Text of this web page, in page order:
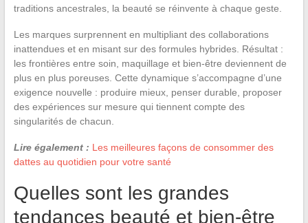
traditions ancestrales, la beauté se réinvente à chaque geste.
Les marques surprennent en multipliant des collaborations
inattendues et en misant sur des formules hybrides. Résultat :
les frontières entre soin, maquillage et bien-être deviennent de
plus en plus poreuses. Cette dynamique s’accompagne d’une
exigence nouvelle : produire mieux, penser durable, proposer
des expériences sur mesure qui tiennent compte des
singularités de chacun.
Lire également : Les meilleures façons de consommer des
dattes au quotidien pour votre santé
Quelles sont les grandes
tendances beauté et bien-être